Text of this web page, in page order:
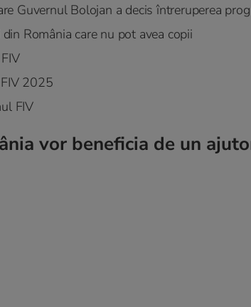
Guvernul Bolojan a decis întreruperea
România care nu pot avea copii
2025
FIV
vor beneficia de un